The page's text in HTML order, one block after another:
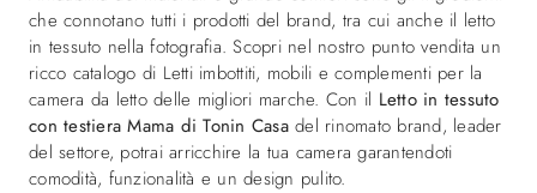
che connotano tutti i prodotti del brand, tra cui anche il letto
in tessuto nella fotografia. Scopri nel nostro punto vendita un
ricco catalogo di Letti imbottiti, mobili e complementi per la
camera da letto delle migliori marche. Con il Letto in tessuto
con testiera Mama di Tonin Casadel rinomato brand, leader
del settore, potrai arricchire la tua camera garantendoti
comodità, funzionalità e un design pulito.